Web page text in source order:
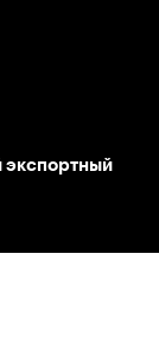
экспортный